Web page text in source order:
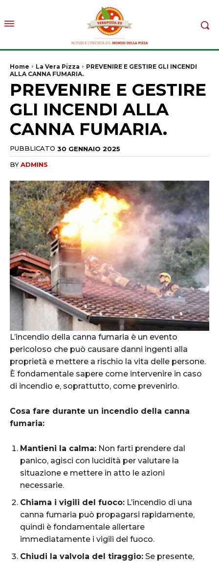
Home La Vera Pizza
PREVENIRE E GESTIRE GLI INCENDI
ALLA CANNA FUMARIA.
PREVENIRE E GESTIRE
GLI INCENDI ALLA
CANNA FUMARIA.
PUBBLICATO 30 GENNAIO 2025
BYADMINS
L’incendio della canna fumaria è un evento
pericoloso che può causare danni ingenti alla
proprietà e mettere a rischio la vita delle persone.
È fondamentale sapere come intervenire in caso
di incendio e, soprattutto, come prevenirlo.
Cosa fare durante un incendio della canna
fumaria:
Mantieni la calma: Non farti prendere dal
panico, agisci con lucidità per valutare la
situazione e mettere in atto le azioni
necessarie.
Chiama i vigili del fuoco: L’incendio di una
canna fumaria può propagarsi rapidamente,
quindi è fondamentale allertare
immediatamente i vigili del fuoco.
Chiudi la valvola del tiraggio: Se presente,